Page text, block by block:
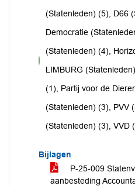
voor
(Statenleden) (5), D66
Democratie
(Statenleden) (4),
LIMBURG
(1), Partij voor de
(Statenleden) (3), PVV
(Statenleden) (3), VVD
Bijlagen
P-25-009
aanbesteding